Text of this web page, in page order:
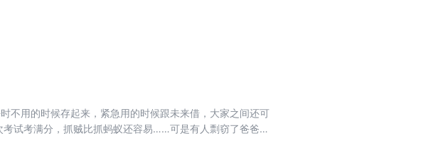
不用的时候存起来，紧急用的时候跟未来借，大家之间还可
试考满分，抓贼比抓蚂蚁还容易……可是有人剽窃了爸爸的